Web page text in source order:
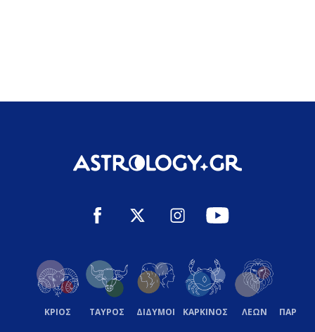
ΚΡΙΟΣ ΤΑΥΡΟΣ ΔΙΔΥΜΟΙ ΚΑΡΚΙΝΟΣ ΛΕΩΝ